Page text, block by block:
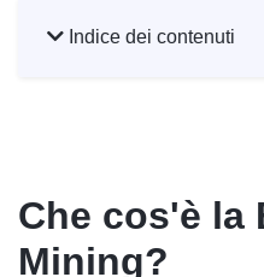
Indice dei contenuti
Che cos'è la
Mining?